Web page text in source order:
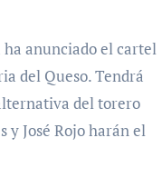
del Queso. Tendrá
del torero
y José Rojo harán el